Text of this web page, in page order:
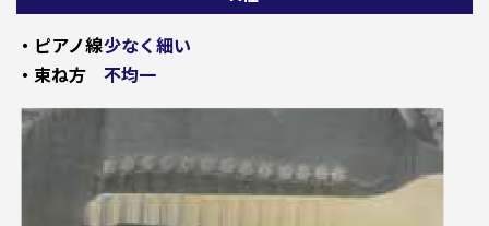
・ピアノ線少なく細い
・束ね方
不均一